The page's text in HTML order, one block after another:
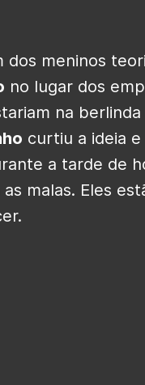
dos meninos
no lugar dos
na
curtiu a ideia
a tarde de
malas. Eles